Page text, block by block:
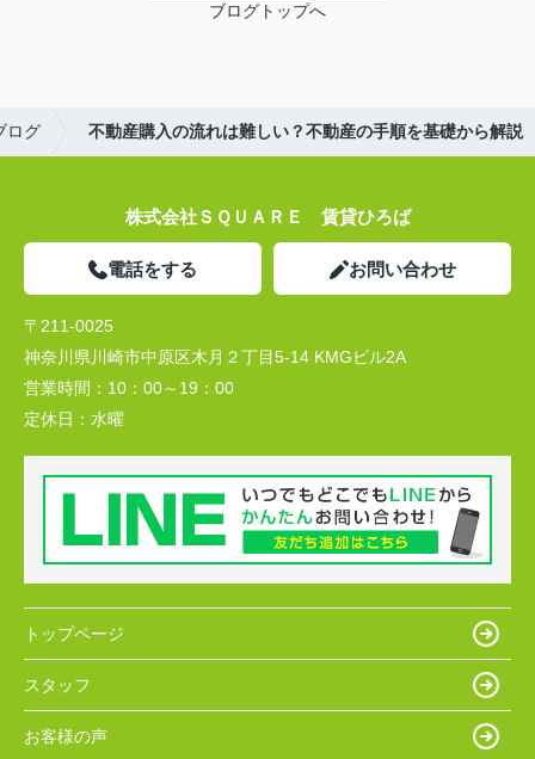
ブログトップへ
ログ 不動産購入の流れは難しい？不動産の手順を基礎から解説
株式会社ＳＱＵＡＲＥ 賃貸ひろば
電話をする お問い合わせ
〒211-0025
神奈川県川崎市中原区木月２丁目5-14 KMGビル2A
営業時間： 10：00～19：00
定休日： 水曜
トップページ
スタッフ
お客様の声